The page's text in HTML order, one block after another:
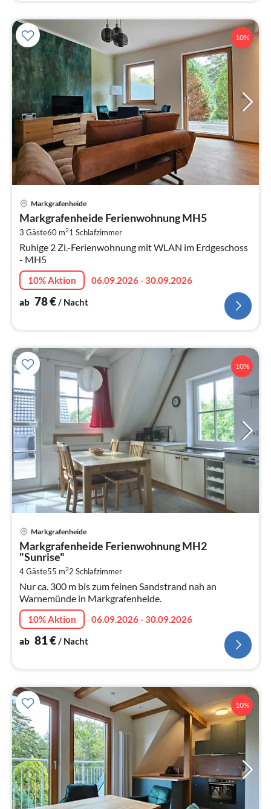
10%
Markgrafenheide
Markgrafenheide Ferienwohnung MH5
3 Gäste60 m21 Schlafzimmer
Ruhige 2 Zi.-Ferienwohnung mit WLAN im Erdgeschoss
- MH5
10% Aktion
06.09.2026 - 30.09.2026
ab 78€/ Nacht
10%
Markgrafenheide
Markgrafenheide Ferienwohnung MH2
"Sunrise"
4 Gäste55 m22 Schlafzimmer
Nur ca. 300 m bis zum feinen Sandstrand nah an
Warnemünde in Markgrafenheide.
10% Aktion
06.09.2026 - 30.09.2026
ab 81€/ Nacht
10%